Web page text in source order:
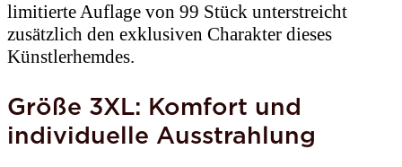
limitierte Auflage von 99 Stück unterstreicht
zusätzlich den exklusiven Charakter dieses
Künstlerhemdes.
Größe 3XL: Komfort und
individuelle Ausstrahlung